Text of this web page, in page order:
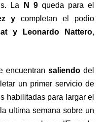
La N 9queda para el
y completan el podio
y Leonardo Nattero,
encuentran saliendo del
un primer servicio de
habilitadas para largar el
ultima semana sobre un